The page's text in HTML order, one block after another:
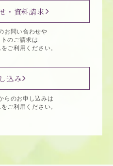
・資料請求
お問い合わせや
のご請求は
ご利用ください。
込み
らのお申し込みは
ご利用ください。